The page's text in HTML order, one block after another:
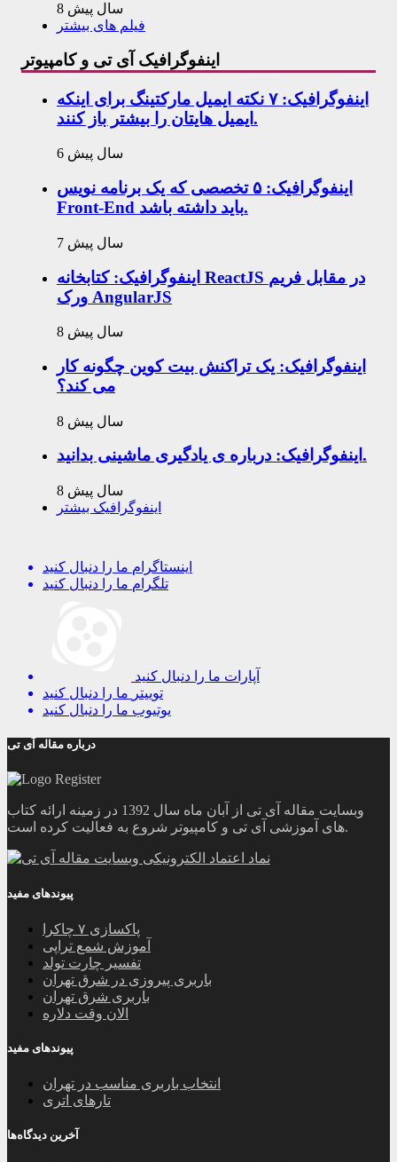
8 سال پیش
فیلم های بیشتر
اینفوگرافیک آی تی و کامپیوتر
اینفوگرافیک: ۷ نکته ایمیل مارکتینگ برای اینکه
ایمیل هایتان را بیشتر باز کنند.
6 سال پیش
اینفوگرافیک: ۵ تخصصی که یک برنامه نویس
Front-End باید داشته باشد.
7 سال پیش
اینفوگرافیک: کتابخانه ReactJS در مقابل فریم
ورک AngularJS
8 سال پیش
اینفوگرافیک: یک تراکنش بیت کوین چگونه کار
می کند؟
8 سال پیش
اینفوگرافیک: درباره ی یادگیری ماشینی بدانید.
8 سال پیش
اینفوگرافیک بیشتر
اینستاگرام ما را دنبال کنید
تلگرام ما را دنبال کنید
آپارات ما را دنبال کنید
توییتر ما را دنبال کنید
یوتیوب ما را دنبال کنید
درباره مقاله آی تی
وبسایت مقاله آی تی از آبان ماه سال 1392 در زمینه ارائه کتاب
های آموزشی آی تی و کامپیوتر شروع به فعالیت کرده است.
پیوندهای مفید
پاکسازی ۷ چاکرا
آموزش شمع تراپی
تفسیر چارت تولد
باربری پیروزی در شرق تهران
باربری شرق تهران
الان وقت دلاره
پیوندهای مفید
انتخاب باربری مناسب در تهران
تارهای اتری
آخرین دیدگاه‌ها